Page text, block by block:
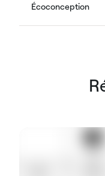
Écoconception